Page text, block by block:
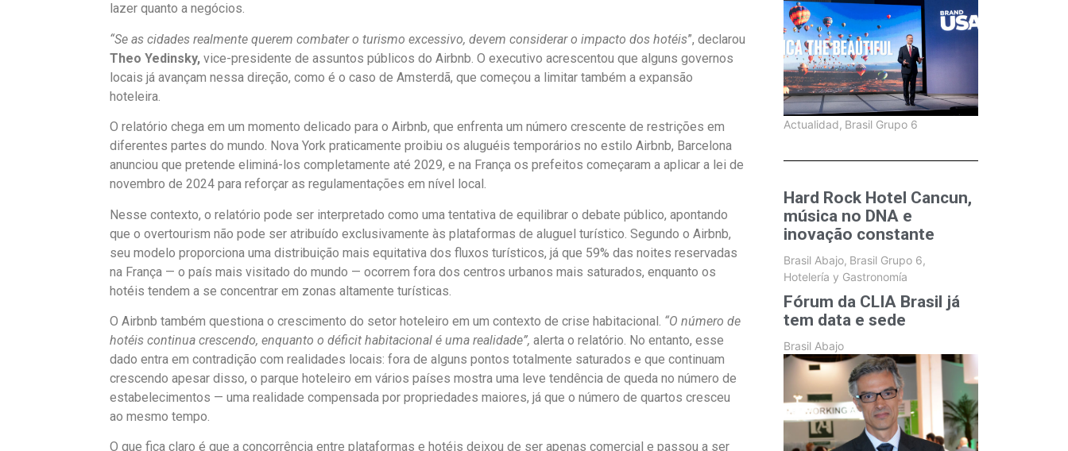
lazer quanto a negócios.
“Se as cidades realmente querem combater o turismo excessivo, devem considerar o impacto dos hotéis”, declarou
Theo Yedinsky, vice-presidente de assuntos públicos do Airbnb. O executivo acrescentou que alguns governos
locais já avançam nessa direção, como é o caso de Amsterdã, que começou a limitar também a expansão
hoteleira.
O relatório chega em um momento delicado para o Airbnb, que enfrenta um número crescente de restrições em
diferentes partes do mundo. Nova York praticamente proibiu os aluguéis temporários no estilo Airbnb, Barcelona
anunciou que pretende eliminá-los completamente até 2029, e na França os prefeitos começaram a aplicar a lei de
novembro de 2024 para reforçar as regulamentações em nível local.
Nesse contexto, o relatório pode ser interpretado como uma tentativa de equilibrar o debate público, apontando
que o overtourism não pode ser atribuído exclusivamente às plataformas de aluguel turístico. Segundo o Airbnb,
seu modelo proporciona uma distribuição mais equitativa dos fluxos turísticos, já que 59% das noites reservadas
na França — o país mais visitado do mundo — ocorrem fora dos centros urbanos mais saturados, enquanto os
hotéis tendem a se concentrar em zonas altamente turísticas.
O Airbnb também questiona o crescimento do setor hoteleiro em um contexto de crise habitacional. “O número de
hotéis continua crescendo, enquanto o déficit habitacional é uma realidade”, alerta o relatório. No entanto, esse
dado entra em contradição com realidades locais: fora de alguns pontos totalmente saturados e que continuam
crescendo apesar disso, o parque hoteleiro em vários países mostra uma leve tendência de queda no número de
estabelecimentos — uma realidade compensada por propriedades maiores, já que o número de quartos cresceu
ao mesmo tempo.
O que fica claro é que a concorrência entre plataformas e hotéis deixou de ser apenas comercial e passou a ser
Actualidad, Brasil Grupo 6
Hard Rock Hotel Cancun,
música no DNA e
inovação constante
Brasil Abajo, Brasil Grupo 6,
Hotelería y Gastronomía
Fórum da CLIA Brasil já
tem data e sede
Brasil Abajo